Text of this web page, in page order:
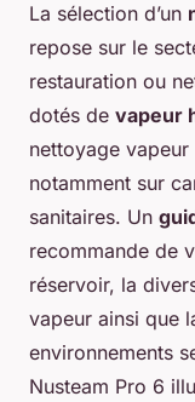
La sélection d’un
repose sur le
restauration ou
dotés de vapeur
nettoyage
notamment sur
sanitaires. Un
recommande de
réservoir, la
vapeur ainsi que
environnements
Nusteam Pro 6